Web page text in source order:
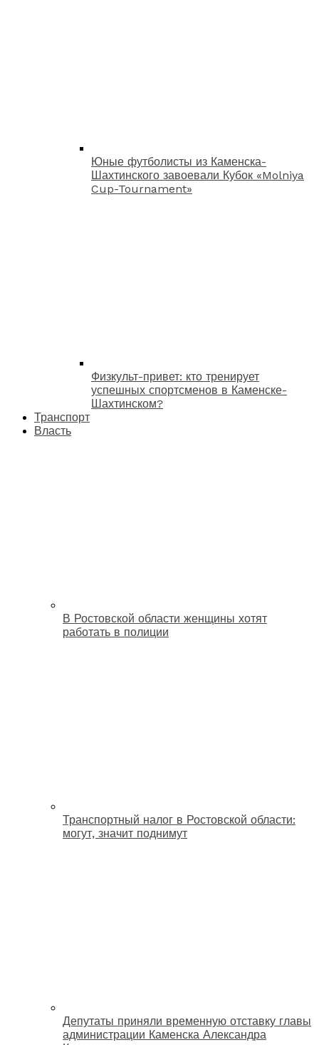
Юные футболисты из Каменска-
Шахтинского завоевали Кубок «Molniya
Cup-Tournament»
Физкульт-привет: кто тренирует
успешных спортсменов в Каменске-
Шахтинском?
Транспорт
Власть
В Ростовской области женщины хотят
работать в полиции
Транспортный налог в Ростовской области:
могут, значит поднимут
Депутаты приняли временную отставку главы
администрации Каменска Александра